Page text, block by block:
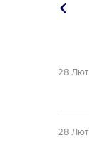
28 Лют
28 Лют